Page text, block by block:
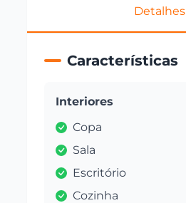
Detalhes
Características
Interiores
Copa
Sala
Escritório
Cozinha